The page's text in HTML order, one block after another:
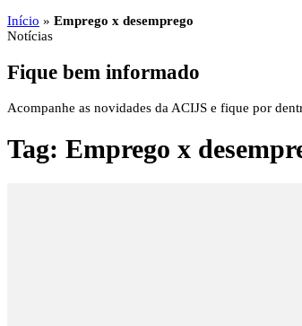
Início » Emprego x desemprego
Notícias
Fique bem informado
Acompanhe as novidades da ACIJS e fique por
Tag: Emprego x